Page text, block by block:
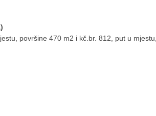
površine 470 m2 i kč.br. 812, put u mjestu,